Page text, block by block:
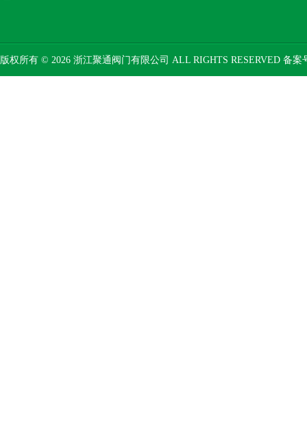
版权所有 © 2026 浙江聚通阀门有限公司 ALL RIGHTS RESERVED 备案